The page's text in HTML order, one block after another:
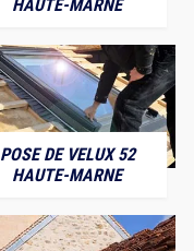
HAUTE-MARNE
POSE DE VELUX 52
HAUTE-MARNE